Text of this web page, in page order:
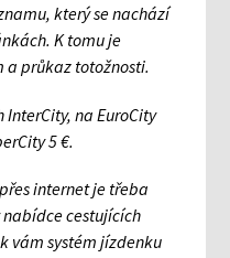
který se nachází
K tomu je
průkaz totožnosti.
na EuroCity
5 €.
internet je třeba
cestujících
vám systém jízdenku